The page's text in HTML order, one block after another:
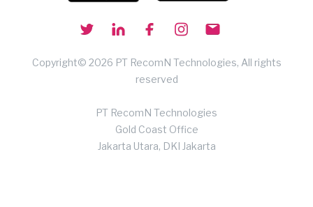
Copyright© 2026 PT RecomN Technologies, All rights
reserved
PT RecomN Technologies
Gold Coast Office
Jakarta Utara, DKI Jakarta